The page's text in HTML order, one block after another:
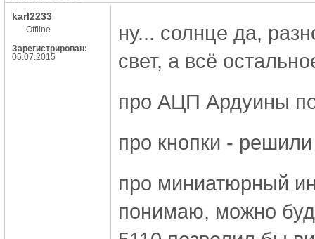
karl2233
Offline
Зарегистрирован:
05.07.2015
ну... солнце да,
свет, а всё
про АЦП Ардуины
про кнопки -
про миниатюрный
понимаю, можно